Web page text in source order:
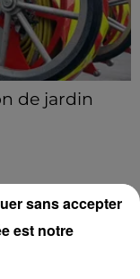
de jardin
Voir plus
est notre
sans accepter